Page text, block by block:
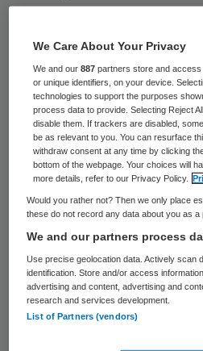
Ryan Florijn is
directeur van
Assistance. Hij volgt
Florijn heeft ruime
bestuurlijke kennis en
Eurocross. Hij is onder
geweest als senior
Internationaal van
bij
Eurocross, onderdeel
hulp aan de klanten van
We Care About Your Privacy
We and our887 partners store and
or unique identifiers, on your device.
technologies to support the purposes
process data to provide. Selecting Reject
disable them. If trackers are disabled,
be as relevant to you. You can resurface
withdraw consent at any time by clicking
bottom of the webpage. Your choices will
more details, refer to our Privacy Policy.
Would you rather not? Then we only place
these do not record any data about you as a
We and our partners process
Use precise geolocation data. Actively scan
identification. Store and/or access
advertising and content, advertising and
research and services development.
List of Partners (vendors)